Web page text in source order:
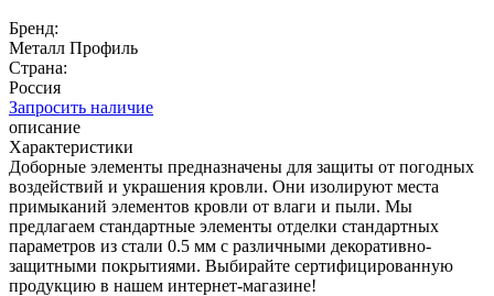
Бренд:
Металл Профиль
Страна:
Россия
Запросить наличие
описание
Характеристики
Доборные элементы предназначены для защиты от погодных
воздействий и украшения кровли. Они изолируют места
примыканий элементов кровли от влаги и пыли. Мы
предлагаем стандартные элементы отделки стандартных
параметров из стали 0.5 мм с различными декоративно-
защитными покрытиями. Выбирайте сертифицированную
продукцию в нашем интернет-магазине!